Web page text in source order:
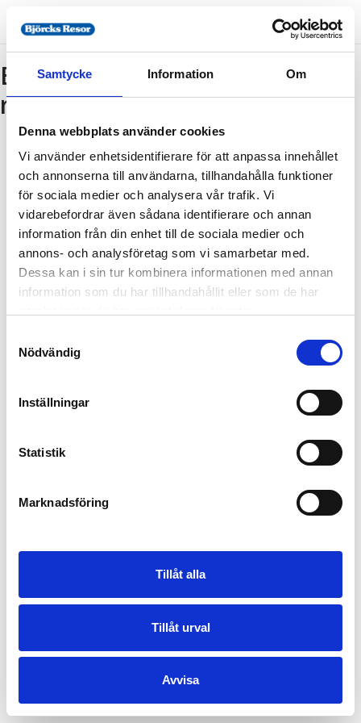
Samtycke Information Om
Denna webbplats använder cookies
Vi använder enhetsidentifierare för att anpassa innehållet
och annonserna till användarna, tillhandahålla funktioner
för sociala medier och analysera vår trafik. Vi
vidarebefordrar även sådana identifierare och annan
information från din enhet till de sociala medier och
annons- och analysföretag som vi samarbetar med.
Dessa kan i sin tur kombinera informationen med annan
information som du har tillhandahållit eller som de har
Nödvändig
Inställningar
Statistik
Marknadsföring
Tillåt alla
Tillåt urval
Avvisa
Bokning - Tillbaka till
resebeskrivningen
Tillbaka till resebeskrivningen
1. Antal resenärer och rum
2. Personupplysningar
3. Betalning
Fel